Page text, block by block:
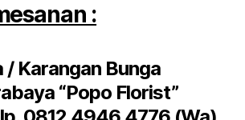
:
/ Karangan Bunga
“Popo Florist”